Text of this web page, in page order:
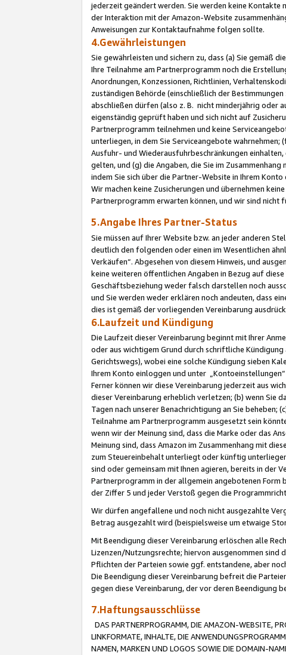
jederzeit geändert werden. Sie werden keine Kontakte
der Interaktion mit der Amazon-Website
Anweisungen zur Kontaktaufnahme folgen sollte.
4.Gewährleistungen
Sie gewährleisten und sichern zu, dass (a) Sie gemäß
Ihre Teilnahme am Partnerprogramm noch die
Anordnungen, Konzessionen, Richtlinien,
zuständigen Behörde (einschließlich der
abschließen dürfen (also z. B. nicht minderjährig oder
eigenständig geprüft haben und sich nicht auf
Partnerprogramm teilnehmen und keine
unterliegen, in dem Sie Serviceangebote
Ausfuhr- und Wiederausfuhrbeschränkungen
gelten, und (g) die Angaben, die Sie im
indem Sie sich über die Partner-Website in Ihrem
Wir machen keine Zusicherungen und übernehmen
Partnerprogramm erwarten können, und wir sind nicht
5.Angabe Ihres Partner-Status
Sie müssen auf Ihrer Website bzw. an jeder anderen
deutlich den folgenden oder einen im Wesentlichen
Verkäufen“. Abgesehen von diesem Hinweis, und
keine weiteren öffentlichen Angaben in Bezug auf
Geschäftsbeziehung weder falsch darstellen noch
und Sie werden weder erklären noch andeuten, dass
dies ist gemäß der vorliegenden Vereinbarung
6.Laufzeit und Kündigung
Die Laufzeit dieser Vereinbarung beginnt mit Ihrer
oder aus wichtigem Grund durch schriftliche
Gerichtswegs), wobei eine solche Kündigung sieben
Ihrem Konto einloggen und unter
Ferner können wir diese Vereinbarung jederzeit aus
dieser Vereinbarung erheblich verletzen; (b) wenn Sie
Tagen nach unserer Benachrichtigung an Sie
Teilnahme am Partnerprogramm ausgesetzt sein
wenn wir der Meinung sind, dass die Marke oder das
Meinung sind, dass Amazon im Zusammenhang mit
zum Steuereinbehalt unterliegt oder künftig
sind oder gemeinsam mit Ihnen agieren, bereits in der
Partnerprogramm in der allgemein angebotenen Form
der Ziffer 5 und jeder Verstoß gegen die
Wir dürfen angefallene und noch nicht ausgezahlte
Betrag ausgezahlt wird (beispielsweise um etwaige
Mit Beendigung dieser Vereinbarung erlöschen alle
Lizenzen/Nutzungsrechte; hiervon ausgenommen sind
Pflichten der Parteien sowie ggf. entstandene, aber
Die Beendigung dieser Vereinbarung befreit die
gegen diese Vereinbarung, der vor deren Beendigung
7.Haftungsausschlüsse
DAS PARTNERPROGRAMM, DIE AMAZON-WEBSITE,
LINKFORMATE, INHALTE, DIE
NAMEN, MARKEN UND LOGOS SOWIE DIE DOMAIN-